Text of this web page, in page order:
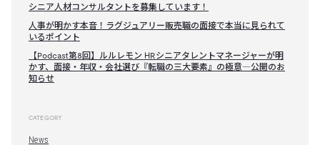
シニア人材コンサルタントを募集しています！
人事が明かす本音！ラグジュアリー販売職の面接で本当に見られて
いるポイント
【Podcast第8回】ルルレモン HRシニアタレントマネージャーが明
かす、面接・年収・会社選び『転職の三大要素』の極意―公開のお
知らせ
CATEGORY
News